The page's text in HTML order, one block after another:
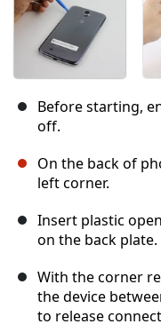
Before starting,
off.
On the back of
left corner.
Insert plastic
on the back plate.
With the corner
the device
to release